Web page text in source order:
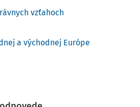
vzťahoch
a východnej Európe